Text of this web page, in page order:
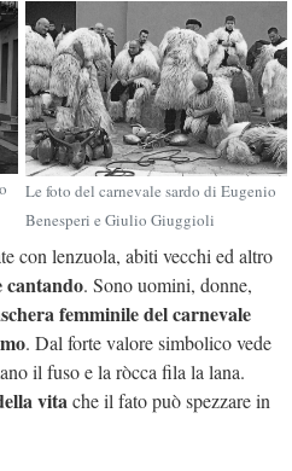
Le foto del carnevale sardo di Eugenio
Benesperi e Giulio Giuggioli
con lenzuola, abiti vecchi ed altro
cantando. Sono uomini, donne,
femminile del carnevale
. Dal forte valore simbolico vede
il fuso e la ròcca fila la lana.
vitache il fato può spezzare in